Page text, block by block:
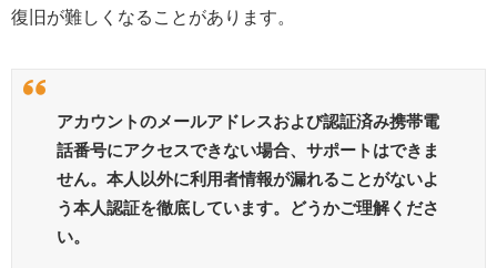
復旧が難しくなることがあります。
アカウントのメールアドレスおよび認証済み携帯電
話番号にアクセスできない場合、サポートはできま
せん。本人以外に利用者情報が漏れることがないよ
う本人認証を徹底しています。どうかご理解くださ
い。